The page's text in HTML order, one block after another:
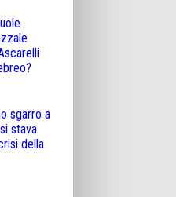
sgarro a
stava
della